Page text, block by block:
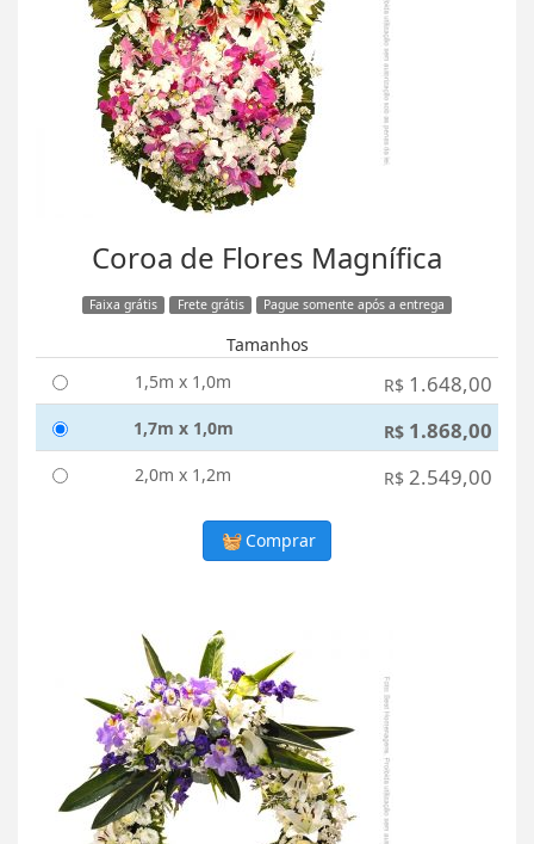
Coroa de Flores Magnífica
Faixa grátis Frete grátis Pague somente após a entrega
Tamanhos
1,5m x 1,0m
R$ 1.648,00
1,7m x 1,0m R$ 1.868,00
2,0m x 1,2m R$ 2.549,00
Comprar